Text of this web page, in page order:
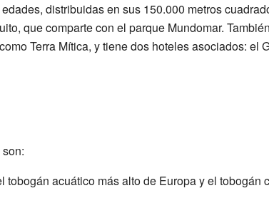
distribuidas en sus 150.000 metros
que comparte con el parque Mundomar.
Terra Mítica, y tiene dos hoteles asociados: el
tobogán acuático más alto de Europa y el tobogán